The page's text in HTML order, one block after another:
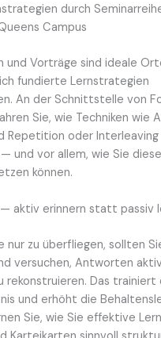
durch
Campus
und Vorträge sind ideale
fundierte Lernstrategien
An der Schnittstelle von
Sie, wie Techniken wie
Repetition oder Interleaving
und vor allem, wie Sie
können.
aktiv erinnern statt passiv
zu überfliegen, sollten
versuchen, Antworten
rekonstruieren. Das trainiert
und erhöht die
Sie, wie Sie effektive